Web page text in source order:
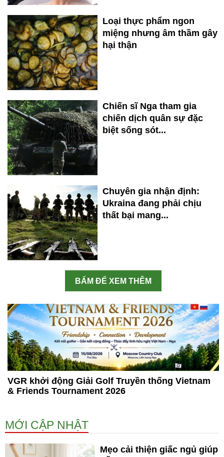
Loại thực phẩm ngon
miệng nhưng âm thầm gây
hại thận
Chiến sĩ Nga tham gia
chiến dịch quân sự đặc
biệt sống sót...
Chuyên gia nhận định:
Ukraina đang phải chịu
thất bại mang...
BẤM ĐỂ XEM THÊM
VGR khởi động Giải Golf Truyền thống Vietnam
& Friends Tournament 2026
MỚI CẬP NHẬT
Mẹo cải thiện giấc ngủ giúp